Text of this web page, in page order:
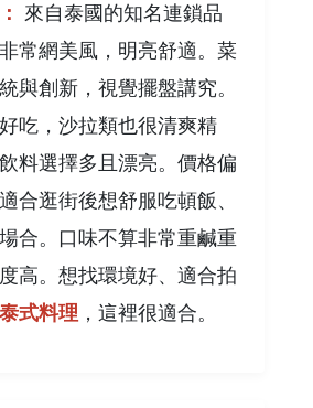
來自泰國的知名連鎖品
常網美風，明亮舒適。菜
與創新，視覺擺盤講究。
吃，沙拉類也很清爽精
料選擇多且漂亮。價格偏
合逛街後想舒服吃頓飯、
合。口味不算非常重鹹重
高。想找環境好、適合拍
式料理 ，這裡很適合。